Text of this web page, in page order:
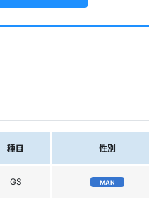
種目 性別
GS MAN